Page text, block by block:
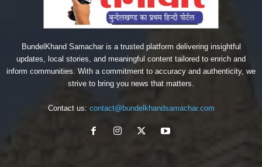
BundelKhand Samachar is a trusted platform delivering insightful
updates, local stories, and meaningful content tailored to enrich and
inform communities. With a commitment to accuracy and authenticity, we
strive to bring you news that matters.
Contact us: contact@bundelkhandsamachar.com